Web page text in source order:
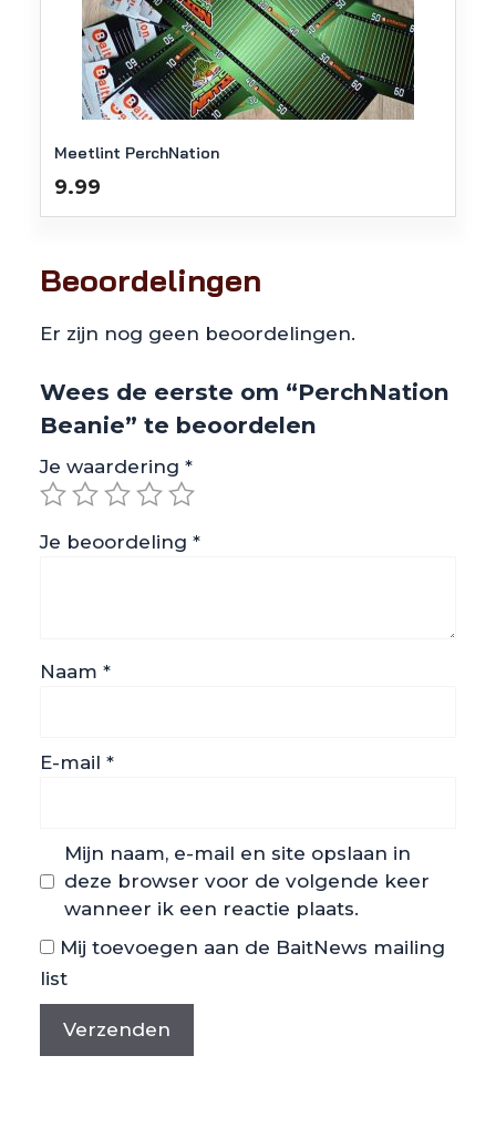
Meetlint PerchNation
9.99
Beoordelingen
Er zijn nog geen beoordelingen.
Wees de eerste om “PerchNation
Beanie” te beoordelen
Je waardering *
Je beoordeling *
Naam *
E-mail *
Mijn naam, e-mail en site opslaan in
deze browser voor de volgende keer
wanneer ik een reactie plaats.
Mij toevoegen aan de BaitNews mailing
list